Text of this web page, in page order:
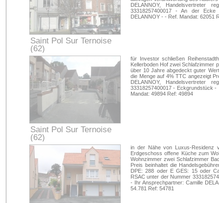
Saint Pol Sur Ternoise
(62)
Pas-de-Calais
DELANNOY, Handelsvertreter
33318257400017 - An der Ecke
DELANNOY - - Ref. Mandat: 62051
Saint Pol Sur Ternoise
(62)
Pas-de-Calais
für Investor schließen
Kellerboden Hof zwei Schlafzimmer
über 10 Jahre abgedeckt guter
die Menge auf 4% TTC angezeigt
DELANNOY, Handelsvertreter
33318257400017 - Eckgrundstück
Mandat: 49894 Ref: 49894
in der Nähe von Luxus-Residenz
Erdgeschoss offene Küche zum
Wohnzimmer zwei Schlafzimmer
Preis beinhaltet die
DPE: 288 oder E GES: 15 oder
RSAC unter der Nummer
- Ihr Ansprechpartner: Camille
54.781 Ref: 54781